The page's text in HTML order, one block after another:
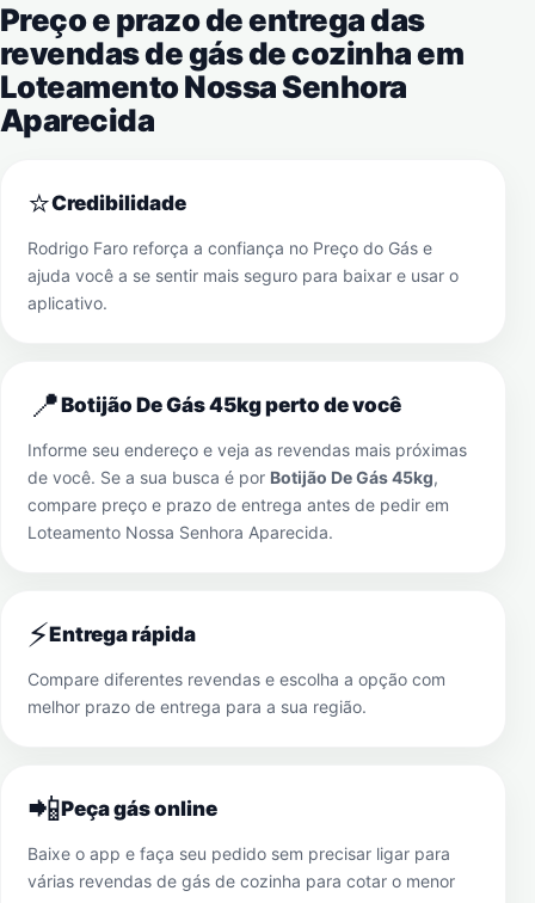
Preço e prazo de entrega das
revendas de gás de cozinha em
Loteamento Nossa Senhora
Aparecida
⭐Credibilidade
Rodrigo Faro reforça a confiança no Preço do Gás e
ajuda você a se sentir mais seguro para baixar e usar o
aplicativo.
📍Botijão De Gás 45kg perto de você
Informe seu endereço e veja as revendas mais próximas
de você. Se a sua busca é por Botijão De Gás 45kg,
compare preço e prazo de entrega antes de pedir em
Loteamento Nossa Senhora Aparecida.
⚡Entrega rápida
Compare diferentes revendas e escolha a opção com
melhor prazo de entrega para a sua região.
📲Peça gás online
Baixe o app e faça seu pedido sem precisar ligar para
várias revendas de gás de cozinha para cotar o menor